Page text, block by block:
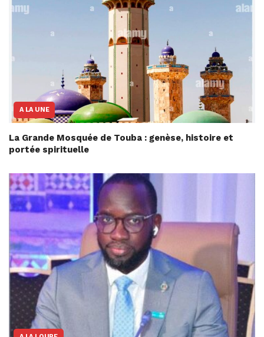
A LA UNE
La Grande Mosquée de Touba : genèse, histoire et
portée spirituelle